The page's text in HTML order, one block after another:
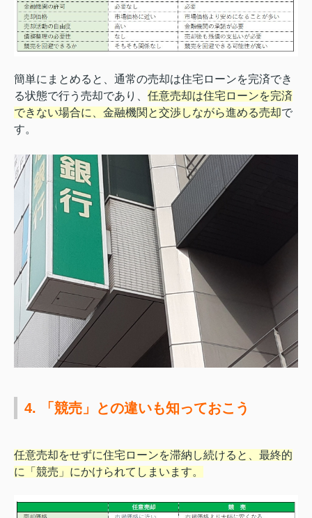
簡単にまとめると、通常の売却は住宅ローンを完済でき
る状態で行う売却であり、 任意売却は住宅ローンを完済
できない場合に、金融機関と交渉しながら進める売却で
す。
4. 「競売」との違いも知っておこう
任意売却をせずに住宅ローンを滞納し続けると、最終的
に「競売」にかけられてしまいます。